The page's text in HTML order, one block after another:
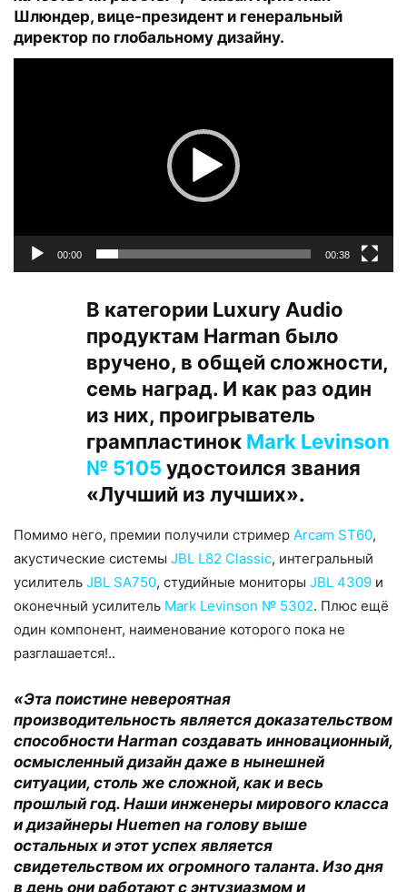
Шлюндер, вице-президент и генеральный
директор по глобальному дизайну.
00:00 00:38
В категории Luxury Audio
продуктам Harman было
вручено, в общей сложности,
семь наград. И как раз один
из них, проигрыватель
грампластинок Mark Levinson
№ 5105 удостоился звания
«Лучший из лучших».
Помимо него, премии получили стример Arcam ST60,
акустические системы JBL L82 Classic, интегральный
усилитель JBL SA750, студийные мониторы JBL 4309 и
оконечный усилитель Mark Levinson № 5302. Плюс ещё
один компонент, наименование которого пока не
разглашается!..
«Эта поистине невероятная
производительность является доказательством
способности Harman создавать инновационный,
осмысленный дизайн даже в нынешней
ситуации, столь же сложной, как и весь
прошлый год. Наши инженеры мирового класса
и дизайнеры Huemen на голову выше
остальных и этот успех является
свидетельством их огромного таланта. Изо дня
в день они работают с энтузиазмом и